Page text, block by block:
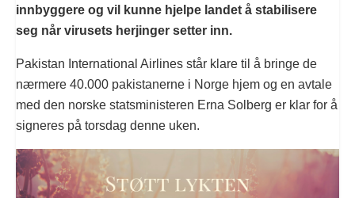
innbyggere og vil kunne hjelpe landet å stabilisere
seg når virusets herjinger setter inn.
Pakistan International Airlines står klare til å bringe de
nærmere 40.000 pakistanerne i Norge hjem og en avtale
med den norske statsministeren Erna Solberg er klar for å
signeres på torsdag denne uken.